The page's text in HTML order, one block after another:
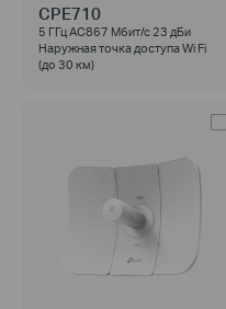
CPE710
5 ГГц AC867 Мбит/с 23 дБи
Наружная точка доступа Wi Fi
(до 30 км)